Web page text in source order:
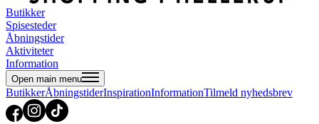
Butikker
Spisesteder
Åbningstider
Aktiviteter
Information
Open main menu
ButikkerÅbningstiderInspirationInformationTilmeld nyhedsbrev